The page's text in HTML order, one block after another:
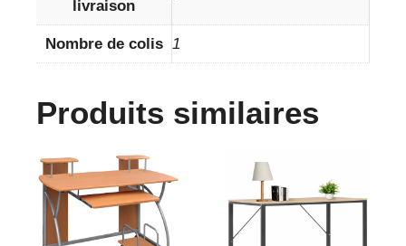
livraison
Nombre de colis 1
Produits similaires